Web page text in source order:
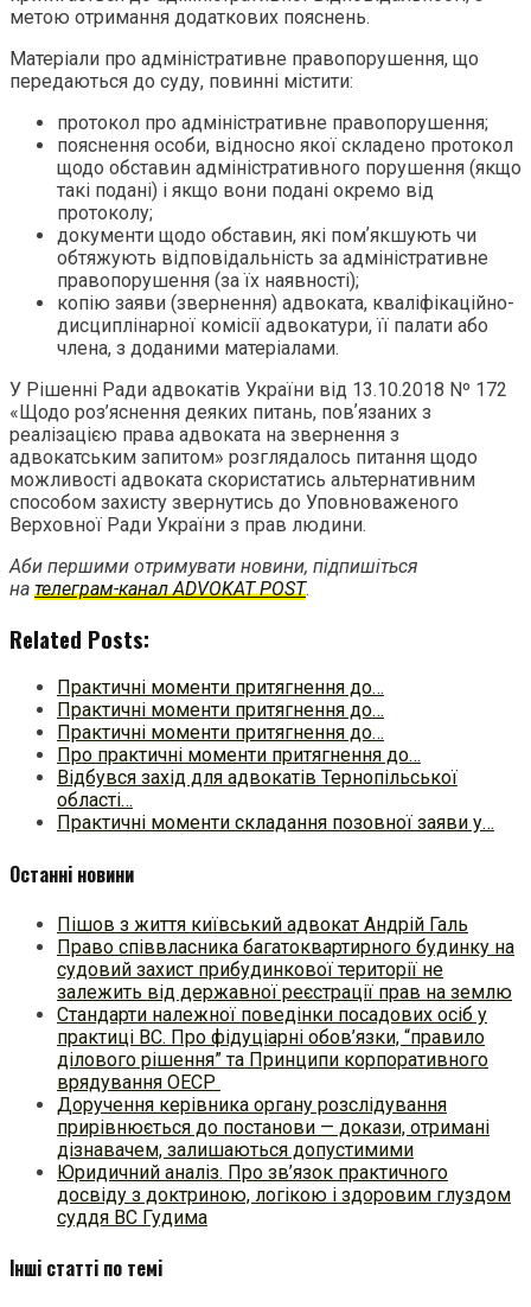
метою отримання додаткових пояснень.
Матеріали про адміністративне правопорушення, що
передаються до суду, повинні містити:
протокол про адміністративне правопорушення;
пояснення особи, відносно якої складено протокол
щодо обставин адміністративного порушення (якщо
такі подані) і якщо вони подані окремо від
протоколу;
документи щодо обставин, які помʼякшують чи
обтяжують відповідальність за адміністративне
правопорушення (за їх наявності);
копію заяви (звернення) адвоката, кваліфікаційно-
дисциплінарної комісії адвокатури, її палати або
члена, з доданими матеріалами.
У Рішенні Ради адвокатів України від 13.10.2018 Nº 172
«Щодо роз’яснення деяких питань, повʼязаних з
реалізацією права адвоката на звернення з
адвокатським запитом» розглядалось питання щодо
можливості адвоката скористатись альтернативним
способом захисту звернутись до Уповноваженого
Верховної Ради України з прав людини.
Аби першими отримувати новини, підпишіться
на телеграм-канал ADVOKAT POST.
Related Posts:
Практичні моменти притягнення до…
Практичні моменти притягнення до…
Практичні моменти притягнення до…
Про практичні моменти притягнення до…
Відбувся захід для адвокатів Тернопільської
області…
Практичні моменти складання позовної заяви у…
Останні новини
Пішов з життя київський адвокат Андрій Галь
Право співвласника багатоквартирного будинку на
судовий захист прибудинкової території не
залежить від державної реєстрації прав на землю
Стандарти належної поведінки посадових осіб у
практиці ВC. Про фідуціарні обов’язки, “правило
ділового рішення” та Принципи корпоративного
врядування ОЕСР
Доручення керівника органу розслідування
прирівнюється до постанови — докази, отримані
дізнавачем, залишаються допустимими
Юридичний аналіз. Про зв’язок практичного
досвіду з доктриною, логікою і здоровим глуздом
суддя ВС Гудима
Інші статті по темі